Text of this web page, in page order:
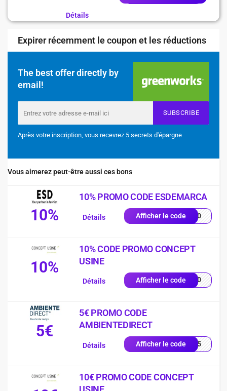
Détails
Expirer récemment le coupon et les réductions
The best offer directly by
email!
SUBSCRIBE
Après votre inscription, vous recevrez 5 secrets d'épargne
Vous aimerez peut-être aussi ces bons
10%
10% PROMO CODE ESDEMARCA
Afficher le codeSD10
Détails
10%
10% CODE PROMO CONCEPT
USINE
Afficher le codeIN10
Détails
5€
5€ PROMO CODE
AMBIENTEDIRECT
Afficher le codeEUR5
Détails
10€ PROMO CODE CONCEPT